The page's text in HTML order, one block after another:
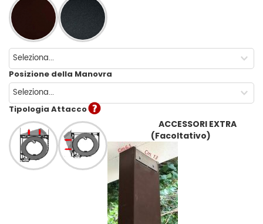
Posizione della Manovra
Tipologia Attacco
(Facoltativo)